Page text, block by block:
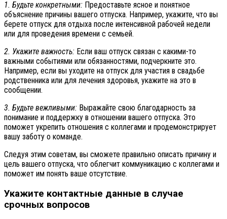
1. Будьте конкретными: Предоставьте ясное и понятное
объяснение причины вашего отпуска. Например, укажите, что вы
берете отпуск для отдыха после интенсивной рабочей недели
или для проведения времени с семьей.
2. Укажите важность: Если ваш отпуск связан с какими-то
важными событиями или обязанностями, подчеркните это.
Например, если вы уходите на отпуск для участия в свадьбе
родственника или для лечения здоровья, укажите на это в
сообщении.
3. Будьте вежливыми: Выражайте свою благодарность за
понимание и поддержку в отношении вашего отпуска. Это
поможет укрепить отношения с коллегами и продемонстрирует
вашу заботу о команде.
Следуя этим советам, вы сможете правильно описать причину и
цель вашего отпуска, что облегчит коммуникацию с коллегами и
поможет им понять ваше отсутствие.
Укажите контактные данные в случае
срочных вопросов